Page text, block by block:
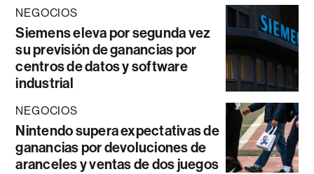
NEGOCIOS
Siemens eleva por segunda vez
su previsión de ganancias por
centros de datos y software
industrial
NEGOCIOS
Nintendo supera expectativas de
ganancias por devoluciones de
aranceles y ventas de dos juegos